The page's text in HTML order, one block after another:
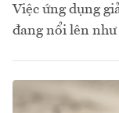
Việc ứng dụng
đang nổi lên